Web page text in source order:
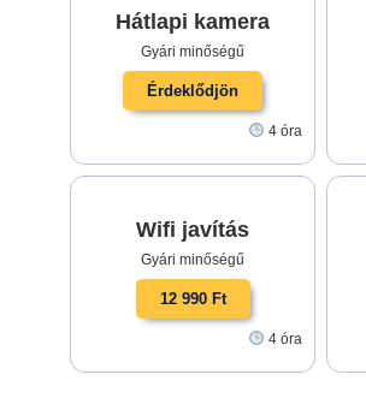
Hátlapi kamera
Gyári minőségű
Érdeklődjön
4 óra
Wifi javítás
Gyári minőségű
12 990 Ft
4 óra